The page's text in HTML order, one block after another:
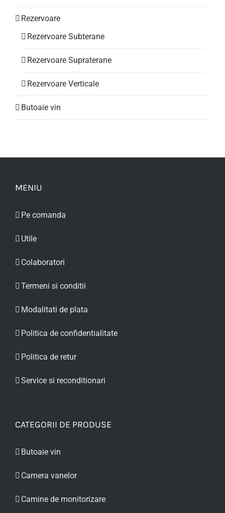
Rezervoare
Rezervoare Subterane
Rezervoare Supraterane
Rezervoare Verticale
Butoaie vin
MENIU
Pe comanda
Utile
Colaboratori
Termeni si conditii
Modalitati de plata
Politica de confidentialitate
Politica de retur
Service si reconditionari
CATEGORII DE PRODUSE
Butoaie vin
Camera vanelor
Camine de monitorizare